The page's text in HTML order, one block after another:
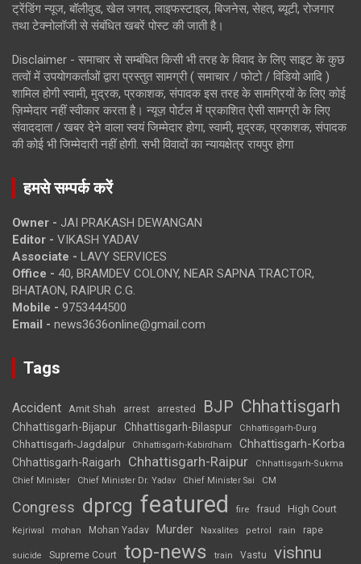
ट्रेंडिंग न्यूज, बॉलीवुड, खेल जगत, लाइफस्टाइल, बिजनेस, सेहत, ब्यूटी, रोजगार
तथा टेक्नोलॉजी से संबंधित खबरें पोस्ट की जाती है।
Disclaimer - समाचार से सम्बंधित किसी भी तरह के विवाद के लिए साइट के कुछ
तत्वों में उपयोगकर्ताओं द्वारा प्रस्तुत सामग्री ( समाचार / फोटो / विडियो आदि )
शामिल होगी स्वामी, मुद्रक, प्रकाशक, संपादक इस तरह के सामग्रियों के लिए कोई
ज़िम्मेदार नहीं स्वीकार करता है। न्यूज़ पोर्टल में प्रकाशित ऐसी सामग्री के लिए
संवाददाता / खबर देने वाला स्वयं जिम्मेदार होगा, स्वामी, मुद्रक, प्रकाशक, संपादक
की कोई भी जिम्मेदारी नहीं होगी. सभी विवादों का न्यायक्षेत्र रायपुर होगा
हमसे सम्पर्क करें
Owner - JAI PRAKASH DEWANGAN
Editor - VIKASH YADAV
Associate - LAVY SERVICES
Office - 40, BRAMDEV COLONY, NEAR SAPNA TRACTOR,
BHATAON, RAIPUR C.G.
Mobile - 9753444500
Email - news3636online@gmail.com
Tags
Accident Amit Shah arrest arrested BJP Chhattisgarh
Chhattisgarh-Bijapur Chhattisgarh-Bilaspur Chhattisgarh-Durg
Chhattisgarh-Jagdalpur Chhattisgarh-Kabirdham Chhattisgarh-Korba
Chhattisgarh-Raigarh Chhattisgarh-Raipur
Chhattisgarh-Sukma
Chief Minister
Chief Minister Dr. Yadav Chief Minister Sai CM
Congress dprcg featured fire fraud High Court
Kejriwal mohan Mohan Yadav Murder Naxalites petrol rain rape
suicide Supreme Court top-news train Vastu vishnu